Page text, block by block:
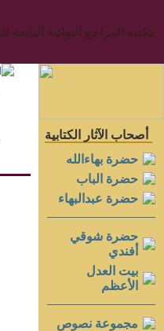
أصحاب الآثار الكتابية
حضرة بهاءالله
حضرة الباب
حضرة عبدالبهاء
حضرة شوقي
أفندي
بيت العدل
الأعظم
مجموعة نصوص